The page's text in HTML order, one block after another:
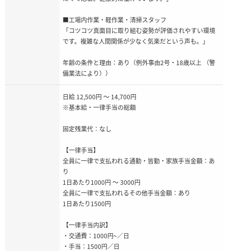
■工場内作業・軽作業・清掃スタッフ
「コツコツ真面目に取り組む姿勢が評価されやすい環境
です。複雑な人間関係が少なく気楽だという声も。」
年齢の条件と理由：あり（例外事由2号・18歳以上 （警
備業法により））
日給 12,500円 ～ 14,700円
※基本給・一律手当の総額
固定残業代：なし
【一律手当】
全員に一律で支払われる通勤・皆勤・家族手当金額：あ
り
1日あたり1000円 〜 3000円
全員に一律で支払われるその他手当金額：あり
1日あたり1500円
【一律手当内訳】
・交通費：1000円~／日
・手当：1500円／日